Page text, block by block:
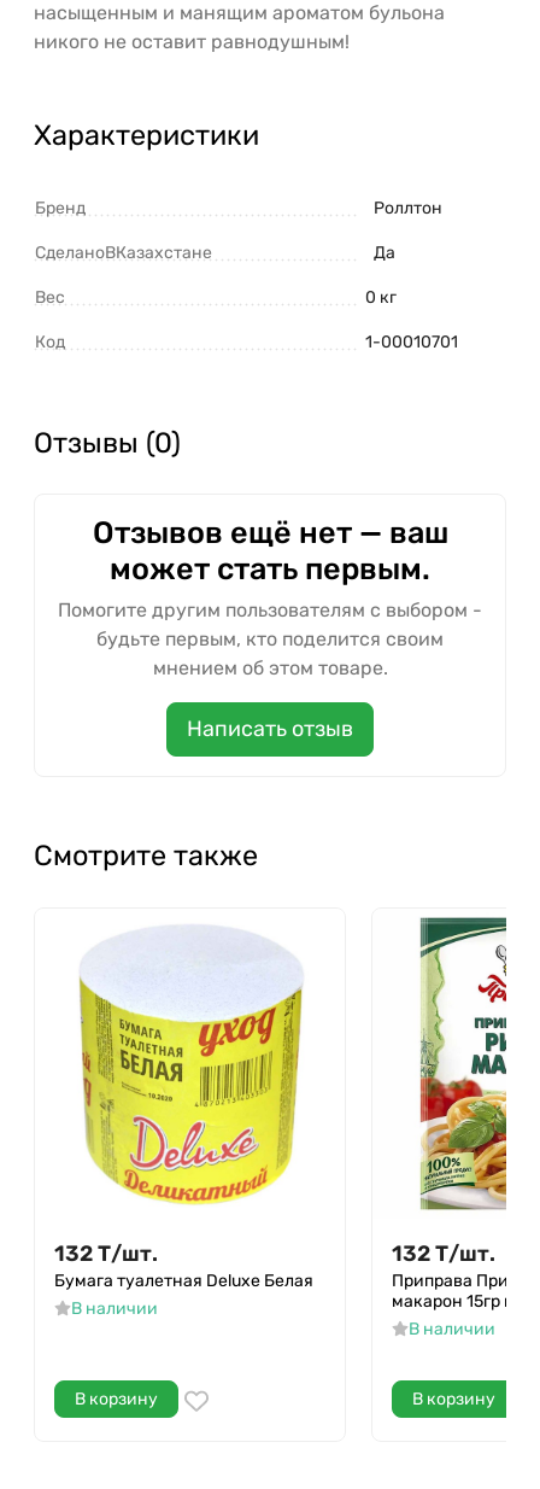
насыщенным и манящим ароматом бульона
никого не оставит равнодушным!
Характеристики
Бренд Роллтон
СделаноВКазахстане Да
Вес 0 кг
Код 1-00010701
Отзывы (0)
Отзывов ещё нет — ваш
может стать первым.
Помогите другим пользователям с выбором -
будьте первым, кто поделится своим
мнением об этом товаре.
Написать отзыв
Смотрите также
132Т/шт.
Бумага туалетная Deluxe Белая
В наличии
В корзину
132Т/шт.
Приправа
макарон 15гр м/у
В наличии
В корзину